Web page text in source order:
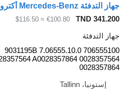
€100.80
≈ $116.50
706555100 7.06555.10.0 9031195B
A0028357564 A0028357864